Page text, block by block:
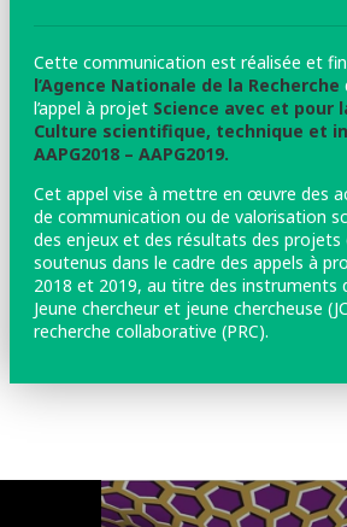
Cette communication est réalisée et
l’Agence Nationale de la Recherche
l’appel à projet Science avec et pour
Culture scientifique, technique et
AAPG2018 – AAPG2019.
Cet appel vise à mettre en œuvre des
de communication ou de valorisation
des enjeux et des résultats des projets
soutenus dans le cadre des appels à
2018 et 2019, au titre des instruments
Jeune chercheur et jeune chercheuse
recherche collaborative (PRC).